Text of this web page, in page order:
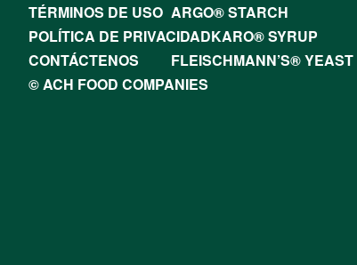
TÉRMINOS DE USO ARGO® STARCH
POLÍTICA DE PRIVACIDADKARO® SYRUP
CONTÁCTENOS
FLEISCHMANN’S® YEAST
© ACH FOOD COMPANIES